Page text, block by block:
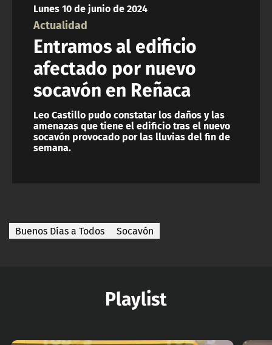
Lunes 10 de junio de 2024
Actualidad
Entramos al edificio
afectado por nuevo
socavón en Reñaca
Leo Castillo pudo constatar los daños y las
amenazas que tiene el edificio tras el nuevo
socavón provocado por las lluvias del fin de
semana.
Buenos Días a Todos Socavón
Playlist